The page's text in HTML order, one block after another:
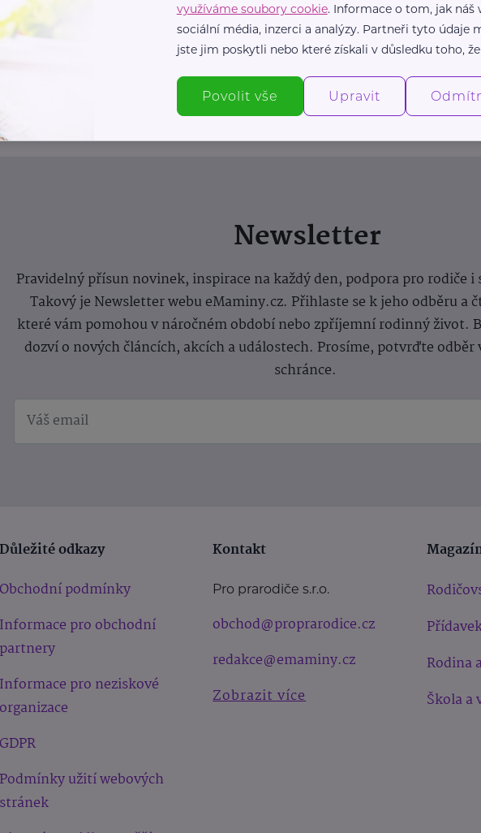
Newsletter
Pravidelný přísun novinek, inspirace na každý den, podpora pro rodiče
Takový je Newsletter webu eMaminy.cz. Přihlaste se k jeho odběru a
které vám pomohou v náročném období nebo zpříjemní rodinný život.
dozví o nových článcích, akcích a událostech. Prosíme, potvrďte odběr
schránce.
Důležité odkazy
Obchodní podmínky
Informace pro obchodní
partnery
Informace pro neziskové
organizace
GDPR
Podmínky užití webových
stránek
Kontakt
Pro prarodiče s.r.o.
obchod@proprarodice.cz
redakce@emaminy.cz
Zobrazit více
Rodina
Škola a
využíváme soubory cookie. Informace o tom, jak náš
sociální média, inzerci a analýzy. Partneři tyto
jste jim poskytli nebo které získali v důsledku toho,
Povolit vše Upravit